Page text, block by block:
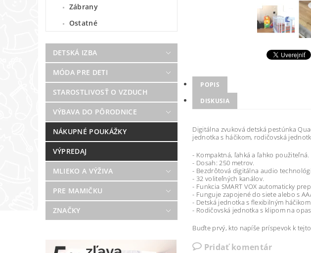
Zábrany
Ostatné
DETSKÁ IZBA
MÓDA PRE DETI
STAROSTLIVOSŤ O VZDUCH
VÝBAVA DO PÔRODNICE
NÁKUPNÉ POUKÁŽKY
VÝPREDAJ
MLIEKO A VÝŽIVA
PRE MAMIČKU
ZNAČKY
POPIS
DISKUSIA
Digitálna zvuková detská pestúnka
jednotka s háčikom, rodičovská
- Kompaktná, ľahká a ľahko použiteľná.
- Dosah: 250 metrov.
- Bezdrôtová digitálna audio
- 32 voliteľných kanálov.
- Funkcia SMART VOX automaticky
- Funguje zapojené do siete alebo s
- Detská jednotka s flexibilným
- Rodičovská jednotka s klipom na
Buďte prvý, kto napíše príspevok k
Pridať komentár